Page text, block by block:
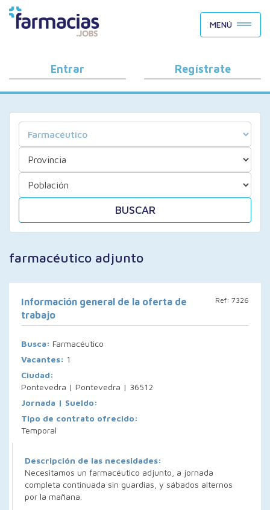
BUSCAR CANDIDATOS
OFERTAS DE EMPLEO
COMO FUNCIONA
PORQUÉ FARMACIAS.JOBS
BLOG
MENÚ
Entrar Regístrate
BUSCAR
farmacéutico adjunto
Ref: 7326
Información general de la oferta de
trabajo
Busca: Farmacéutico
Vacantes: 1
Ciudad:
Pontevedra | Pontevedra | 36512
Jornada | Sueldo:
Tipo de contrato ofrecido:
Temporal
Descripción de las necesidades:
Necesitamos un farmacéutico adjunto, a jornada
completa continuada sin guardias, y sábados alternos
por la mañana.